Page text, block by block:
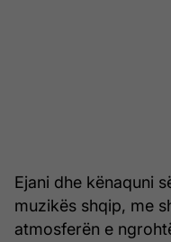
Ejani dhe kënaquni
muzikës shqip, me
atmosferën e